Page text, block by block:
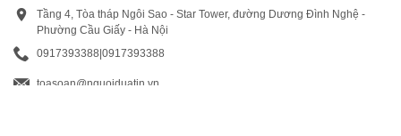
Tầng 4, Tòa tháp Ngôi Sao - Star Tower, đường Dương Đình Nghệ -
Phường Cầu Giấy - Hà Nội
0917393388 0917393388
toasoan@nguoiduatin.vn